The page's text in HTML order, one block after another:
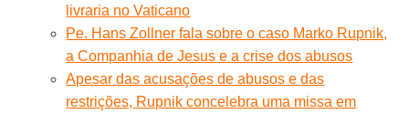
livraria no Vaticano
Pe. Hans Zollner fala sobre o caso Marko Rupnik,
a Companhia de Jesus e a crise dos abusos
Apesar das acusações de abusos e das
restrições, Rupnik concelebra uma missa em